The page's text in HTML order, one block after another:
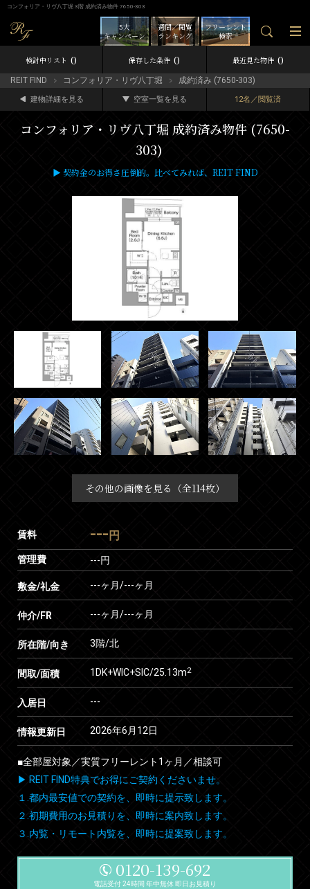
コンフォリア・リヴ八丁堀 3階 成約済み物件 7650-303
フリーレント
検索
週間／閲覧
ランキング
5大
キャンペーン
検討中リスト 0 保存した条件 0 最近見た物件 0
REIT FIND コンフォリア・リヴ八丁堀 成約済み (7650-303)
建物詳細を見る 空室一覧を見る 12名／閲覧済
コンフォリア・リヴ八丁堀 成約済み物件 (7650-
303)
▶ 契約金のお得さ圧倒的。比べてみれば、REIT FIND
その他の画像を見る（全114枚）
賃料 --- 円
管理費 ---円
敷金/礼金 ---ヶ月/---ヶ月
仲介/FR ---ヶ月/---ヶ月
所在階/向き 3階/北
間取/面積 1DK+WIC+SIC/25.13m2
入居日 ---
情報更新日 2026年6月12日
■全部屋対象／実質フリーレント1ヶ月／相談可
▶ REIT FIND特典でお得にご契約くださいませ。
１.都内最安値での契約を、即時に提示致します。
２.初期費用のお見積りを、即時に案内致します。
３.内覧・リモート内覧を、即時に提案致します。
0120-139-692
電話受付 24時間 年中無休 即日お見積り